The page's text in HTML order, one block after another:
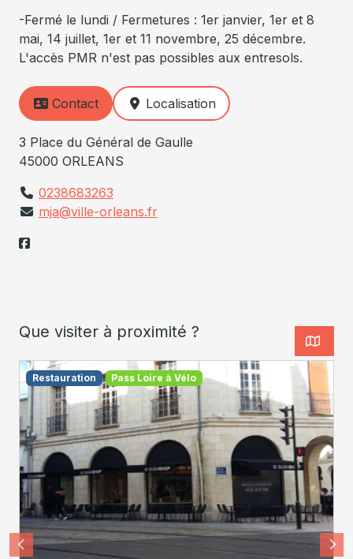
-Fermé le lundi / Fermetures : 1er janvier, 1er et 8
mai, 14 juillet, 1er et 11 novembre, 25 décembre.
L'accès PMR n'est pas possibles aux entresols.
Contact Localisation
3 Place du Général de Gaulle
45000 ORLEANS
0238683263
mja@ville-orleans.fr
Que visiter à proximité ?
Restauration Pass Loire à Vélo